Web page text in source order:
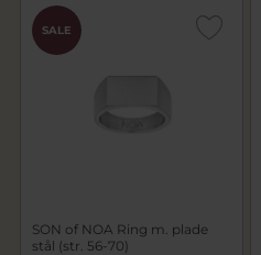
SALE
SON of NOA Ring m. plade
stål (str. 56-70)